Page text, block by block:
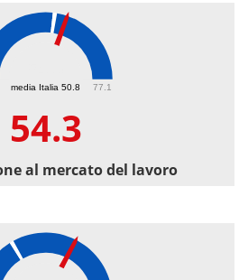
media Italia 50.8 77.1
54.3
al mercato del lavoro